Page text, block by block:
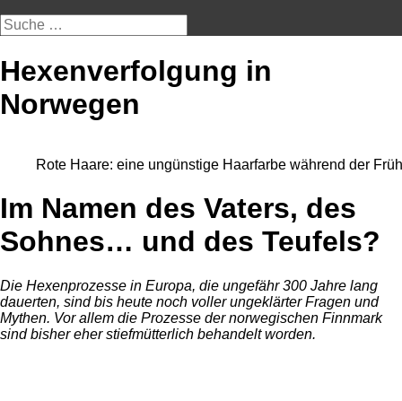
Suche
nach:
Hexenverfolgung in
Norwegen
Rote Haare: eine ungünstige Haarfarbe während der
Im Namen des Vaters, des
Sohnes… und des Teufels?
Die Hexenprozesse in Europa, die ungefähr 300 Jahre lang
dauerten, sind bis heute noch voller ungeklärter Fragen und
Mythen. Vor allem die Prozesse der norwegischen Finnmark
sind bisher eher stiefmütterlich behandelt worden.